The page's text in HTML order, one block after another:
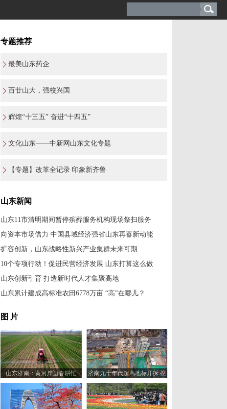
专题推荐
最美山东药企
百廿山大，强校兴国
辉煌“十三五” 奋进“十四五”
文化山东——中新网山东文化专题
【专题】改革全记录 印象新齐鲁
山东新闻
山东11市清明期间暂停殡葬服务机构现场祭扫服务
向资本市场借力 中国县域经济强省山东再蓄新动能
扩容创新，山东战略性新兴产业集群未来可期
10个专项行动！促进民营经济发展 山东打算这么做
山东创新引育 打造新时代人才集聚高地
山东累计建成高标准农田6778万亩 “高”在哪儿？
图 片
山东济南：黄河岸边春耕忙
济南九十年代超高地标开拆 挖
掘机157米楼顶作业